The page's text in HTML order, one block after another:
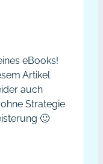
eBooks!
Artikel
auch
Strategie
🙂